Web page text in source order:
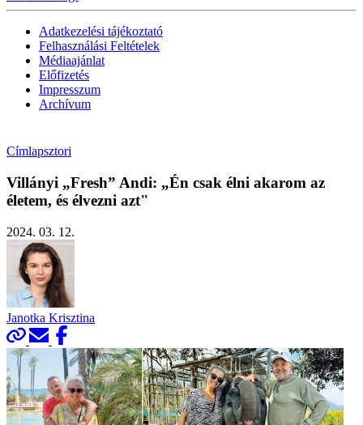
Adatkezelési tájékoztató
Felhasználási Feltételek
Médiaajánlat
Előfizetés
Impresszum
Archívum
Címlapsztori
Villányi „Fresh” Andi: „Én csak élni akarom az
életem, és élvezni azt"
2024. 03. 12.
Janotka Krisztina